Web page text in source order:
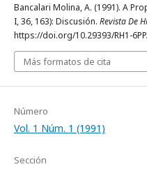
Bancalari Molina, A. (1991). A
I, 36, 163): Discusión. Revista De
https://doi.org/10.29393/RH1-
Más formatos de cita
Número
Vol. 1 Núm. 1 (1991)
Sección